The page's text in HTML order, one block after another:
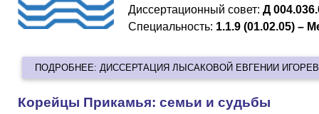
Диссертационный совет: Д
Специальность: 1.1.9 (01.02.05) –
ПОДРОБНЕЕ: ДИССЕРТАЦИЯ ЛЫСАКОВОЙ ЕВГЕНИИ
Корейцы Прикамья: семьи и судьбы